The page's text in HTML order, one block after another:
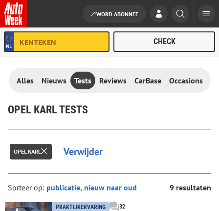
Ga naar de inhoud
WORD ABONNEE
Alles Nieuws Tests Reviews CarBase Occasions
OPEL KARL TESTS
OPEL KARL Verwijder
Sorteer op: 9 resultaten
PRAKTIJKERVARING 32